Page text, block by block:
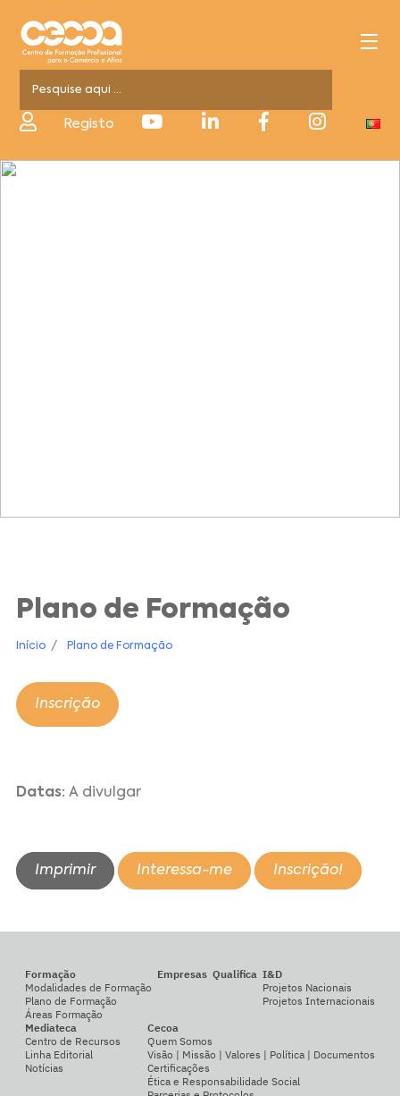
Registo
Plano de Formação
Início Plano de Formação
Inscrição
Datas:A divulgar
Imprimir Interessa-me Inscrição!
Formação
Modalidades de Formação
Plano de Formação
Áreas Formação
Empresas Qualifica I&D
Projetos Nacionais
Projetos Internacionais
Mediateca
Centro de Recursos
Linha Editorial
Notícias
Cecoa
Quem Somos
Visão | Missão | Valores | Política | Documentos
Certificações
Ética e Responsabilidade Social